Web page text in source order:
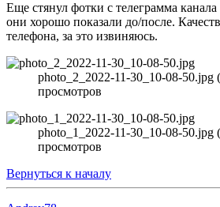
Еще стянул фотки с телеграмма
они хорошо показали до/после.
телефона, за это извиняюсь.
photo_2_2022-11-30_10-08-50.jpg
просмотров
photo_1_2022-11-30_10-08-50.jpg
просмотров
Вернуться к началу